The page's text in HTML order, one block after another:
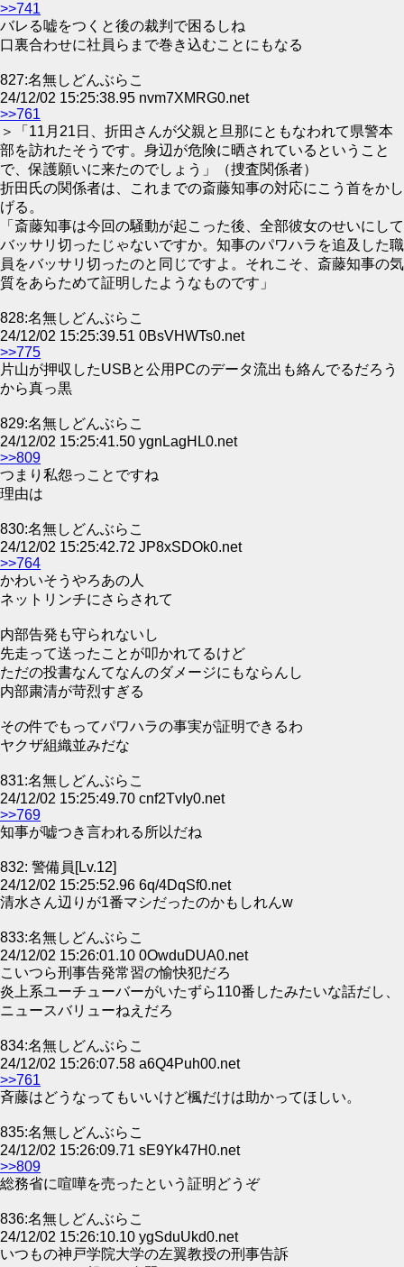
>>741
バレる嘘をつくと後の裁判で困るしね
口裏合わせに社員らまで巻き込むことにもなる
827:名無しどんぶらこ
24/12/02 15:25:38.95 nvm7XMRG0.net
>>761
＞「11月21日、折田さんが父親と旦那にともなわれて県警本
部を訪れたそうです。身辺が危険に晒されているということ
で、保護願いに来たのでしょう」（捜査関係者）
折田氏の関係者は、これまでの斎藤知事の対応にこう首をかし
げる。
「斎藤知事は今回の騒動が起こった後、全部彼女のせいにして
バッサリ切ったじゃないですか。知事のパワハラを追及した職
員をバッサリ切ったのと同じですよ。それこそ、斎藤知事の気
質をあらためて証明したようなものです」
828:名無しどんぶらこ
24/12/02 15:25:39.51 0BsVHWTs0.net
>>775
片山が押収したUSBと公用PCのデータ流出も絡んでるだろう
から真っ黒
829:名無しどんぶらこ
24/12/02 15:25:41.50 ygnLagHL0.net
>>809
つまり私怨っことですね
理由は
830:名無しどんぶらこ
24/12/02 15:25:42.72 JP8xSDOk0.net
>>764
かわいそうやろあの人
ネットリンチにさらされて
内部告発も守られないし
先走って送ったことが叩かれてるけど
ただの投書なんてなんのダメージにもならんし
内部粛清が苛烈すぎる
その件でもってパワハラの事実が証明できるわ
ヤクザ組織並みだな
831:名無しどんぶらこ
24/12/02 15:25:49.70 cnf2TvIy0.net
>>769
知事が嘘つき言われる所以だね
832: 警備員[Lv.12]
24/12/02 15:25:52.96 6q/4DqSf0.net
清水さん辺りが1番マシだったのかもしれんw
833:名無しどんぶらこ
24/12/02 15:26:01.10 0OwduDUA0.net
こいつら刑事告発常習の愉快犯だろ
炎上系ユーチューバーがいたずら110番したみたいな話だし、
ニュースバリューねえだろ
834:名無しどんぶらこ
24/12/02 15:26:07.58 a6Q4Puh00.net
>>761
斉藤はどうなってもいいけど楓だけは助かってほしい。
835:名無しどんぶらこ
24/12/02 15:26:09.71 sE9Yk47H0.net
>>809
総務省に喧嘩を売ったという証明どうぞ
836:名無しどんぶらこ
24/12/02 15:26:10.10 ygSduUkd0.net
いつもの神戸学院大学の左翼教授の刑事告訴